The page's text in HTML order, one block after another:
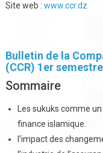
Site web : www.ccr.dz
Bulletin de la
(CCR) 1er
Sommaire
Les sukuks comme
finance islamique.
l’impact des